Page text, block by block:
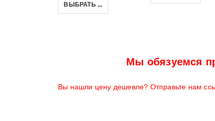
ВЫБРАТЬ ...
Мы обязуемся
Вы нашли цену дешевле? Отправьте нам